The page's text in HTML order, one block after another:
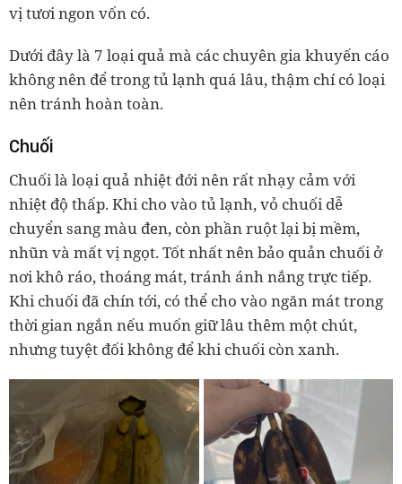
vị tươi ngon vốn có.
Dưới đây là 7 loại quả mà các chuyên gia khuyến cáo
không nên để trong tủ lạnh quá lâu, thậm chí có loại
nên tránh hoàn toàn.
Chuối
Chuối là loại quả nhiệt đới nên rất nhạy cảm với
nhiệt độ thấp. Khi cho vào tủ lạnh, vỏ chuối dễ
chuyển sang màu đen, còn phần ruột lại bị mềm,
nhũn và mất vị ngọt. Tốt nhất nên bảo quản chuối ở
nơi khô ráo, thoáng mát, tránh ánh nắng trực tiếp.
Khi chuối đã chín tới, có thể cho vào ngăn mát trong
thời gian ngắn nếu muốn giữ lâu thêm một chút,
nhưng tuyệt đối không để khi chuối còn xanh.